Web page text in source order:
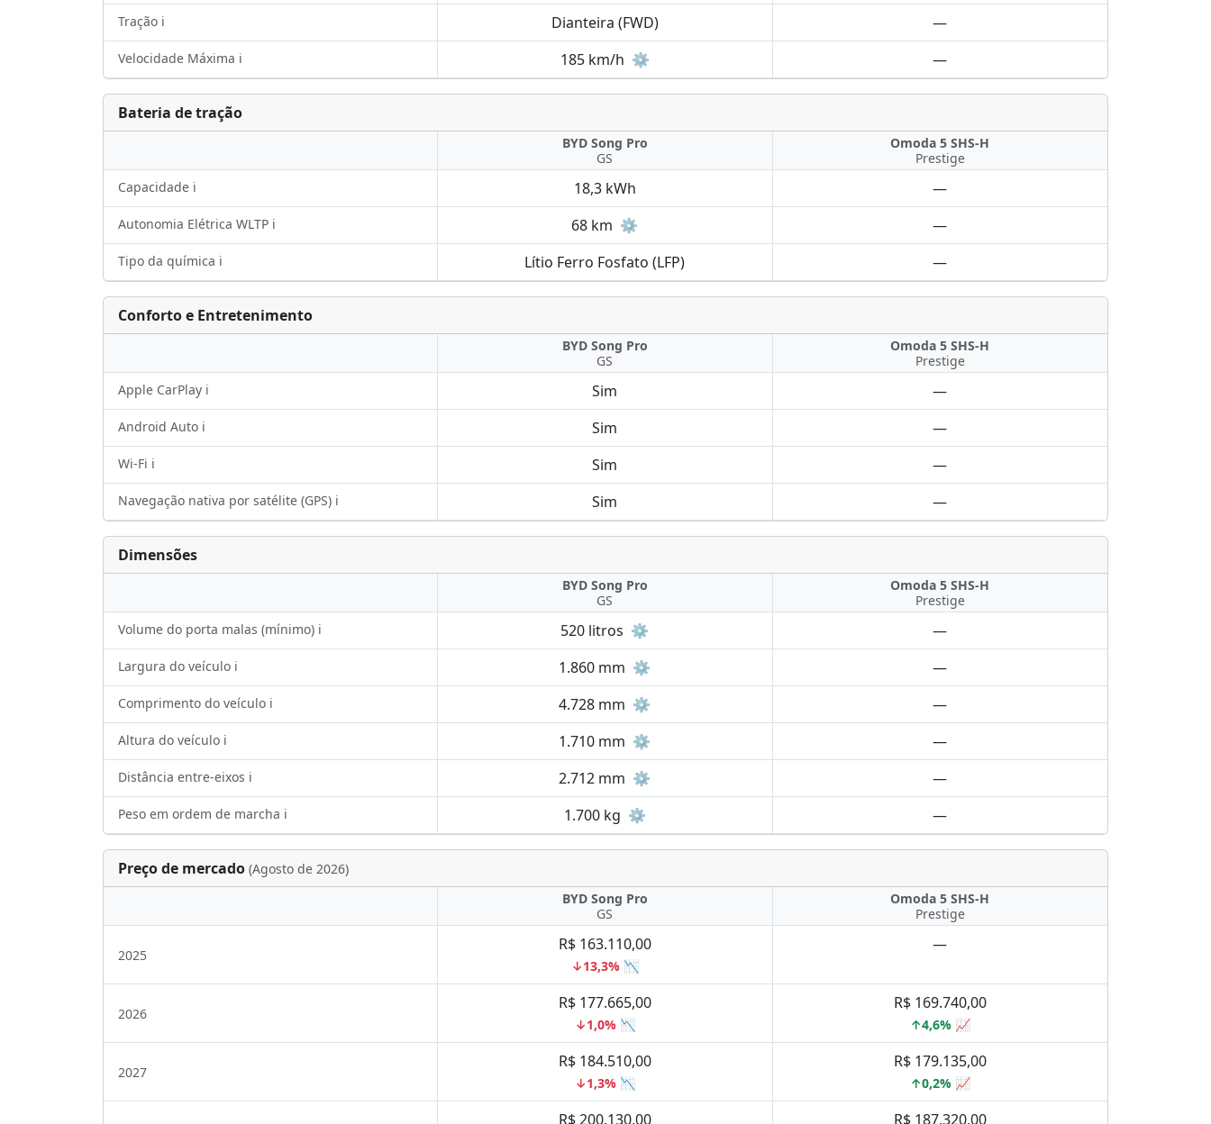
Tração ℹ️ Dianteira (FWD) —
Velocidade Máxima ℹ️ 185 km/h ⚙️ —
Bateria de tração
BYD Song Pro
GS
Omoda 5 SHS-H
Prestige
Capacidade ℹ️
18,3 kWh —
Autonomia Elétrica WLTP ℹ️ 68 km ⚙️ —
Tipo da química ℹ️ Lítio Ferro Fosfato (LFP) —
Conforto e Entretenimento
BYD Song Pro
GS
Omoda 5 SHS-H
Prestige
Apple CarPlay ℹ️
Sim —
Android Auto ℹ️ Sim —
Wi-Fi ℹ️ Sim —
Navegação nativa por satélite (GPS) ℹ️ Sim —
Dimensões
BYD Song Pro
GS
Omoda 5 SHS-H
Prestige
Volume do porta malas (mínimo) ℹ️
520 litros ⚙️ —
Largura do veículo ℹ️ 1.860 mm ⚙️ —
Comprimento do veículo ℹ️ 4.728 mm ⚙️ —
Altura do veículo ℹ️ 1.710 mm ⚙️ —
Distância entre-eixos ℹ️ 2.712 mm ⚙️ —
Peso em ordem de marcha ℹ️ 1.700 kg ⚙️ —
Preço de mercado (Agosto de 2026)
BYD Song Pro
GS
Omoda 5 SHS-H
Prestige
2025
R$ 163.110,00
↓13,3% 📉
—
2026
R$ 177.665,00
↓1,0% 📉
R$ 169.740,00
↑4,6% 📈
2027
R$ 184.510,00
↓1,3% 📉
R$ 179.135,00
↑0,2% 📈
R$ 200.130,00 R$ 187.320,00